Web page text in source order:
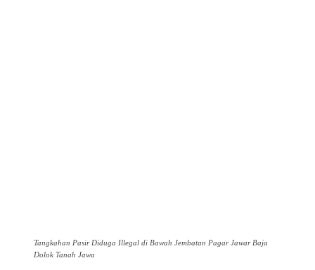
Tangkahan Pasir Diduga Illegal di Bawah Jembatan Pagar Jawar Baja
Dolok Tanah Jawa